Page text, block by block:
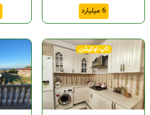
6 میلیارد
تاپ لوکیشن